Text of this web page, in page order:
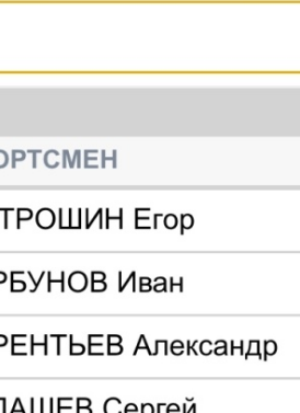
Червоткин Алексей Александрович
Заслуженный мастер спорта
Центральный, Тюменская область, г.
Тюмень